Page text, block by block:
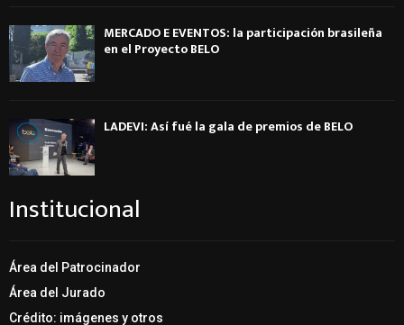
MERCADO E EVENTOS: la participación brasileña
en el Proyecto BELO
LADEVI: Así fué la gala de premios de BELO
Institucional
Área del Patrocinador
Área del Jurado
Crédito: imágenes y otros